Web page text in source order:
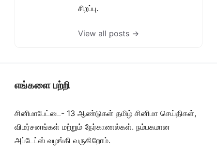
சிறப்பு.
View all posts →
எங்களை பற்றி
சினிமாபேட்டை- 13 ஆண்டுகள் தமிழ் சினிமா செய்திகள்,
விமர்சனங்கள் மற்றும் நேர்காணல்கள். நம்பகமான
அப்டேட்ஸ் வழங்கி வருகிறோம்.